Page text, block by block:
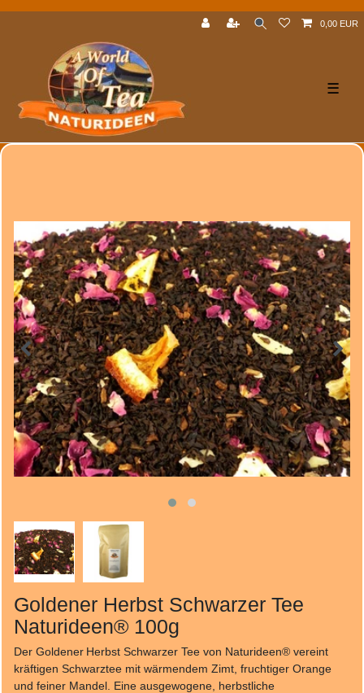
0,00 EUR
☰
Goldener Herbst Schwarzer Tee
Naturideen® 100g
Der Goldener Herbst Schwarzer Tee von Naturideen® vereint
kräftigen Schwarztee mit wärmendem Zimt, fruchtiger Orange
und feiner Mandel. Eine ausgewogene, herbstliche